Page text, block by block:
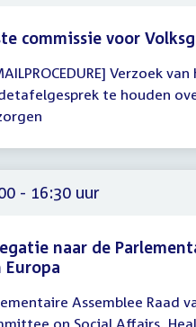
commissie voor
Verzoek
te houden
- 16:30 uur
naar de
Europa
Assemblee Raad
on Social Affairs,